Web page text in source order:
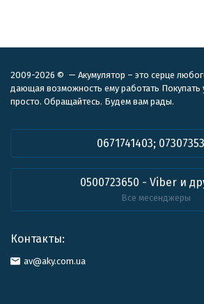
2009-2026 © — Акумулятор – это серце
дающая возможность ему работать Покупать
просто. Обращайтесь. Будем вам рады.
0671741403;
0500723650 - Viber и
Все месенджеры
Контакты:
av@aky.com.ua